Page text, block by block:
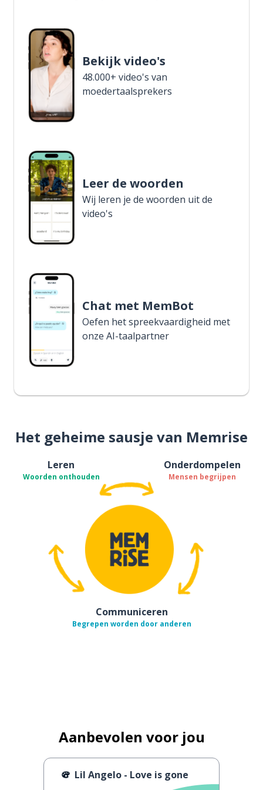
Bekijk video's
48.000+ video's van
moedertaalsprekers
Leer de woorden
Wij leren je de woorden uit de
video's
Chat met MemBot
Oefen het spreekvaardigheid met
onze AI-taalpartner
Het geheime sausje van Memrise
Leren
Woorden onthouden
Onderdompelen
Mensen begrijpen
Communiceren
Begrepen worden door anderen
Aanbevolen voor jou
Lil Angelo - Love is gone